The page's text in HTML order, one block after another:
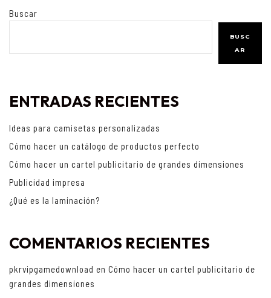
Buscar
BUSC
AR
ENTRADAS RECIENTES
Ideas para camisetas personalizadas
Cómo hacer un catálogo de productos perfecto
Cómo hacer un cartel publicitario de grandes dimensiones
Publicidad impresa
¿Qué es la laminación?
COMENTARIOS RECIENTES
pkrvipgamedownload en Cómo hacer un cartel publicitario de
grandes dimensiones